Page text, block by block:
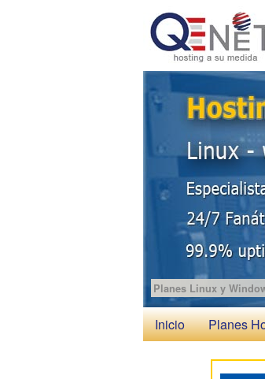
Planes Linux y
Inicio Planes